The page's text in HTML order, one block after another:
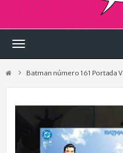
Navegación
Batman número 161 Portada